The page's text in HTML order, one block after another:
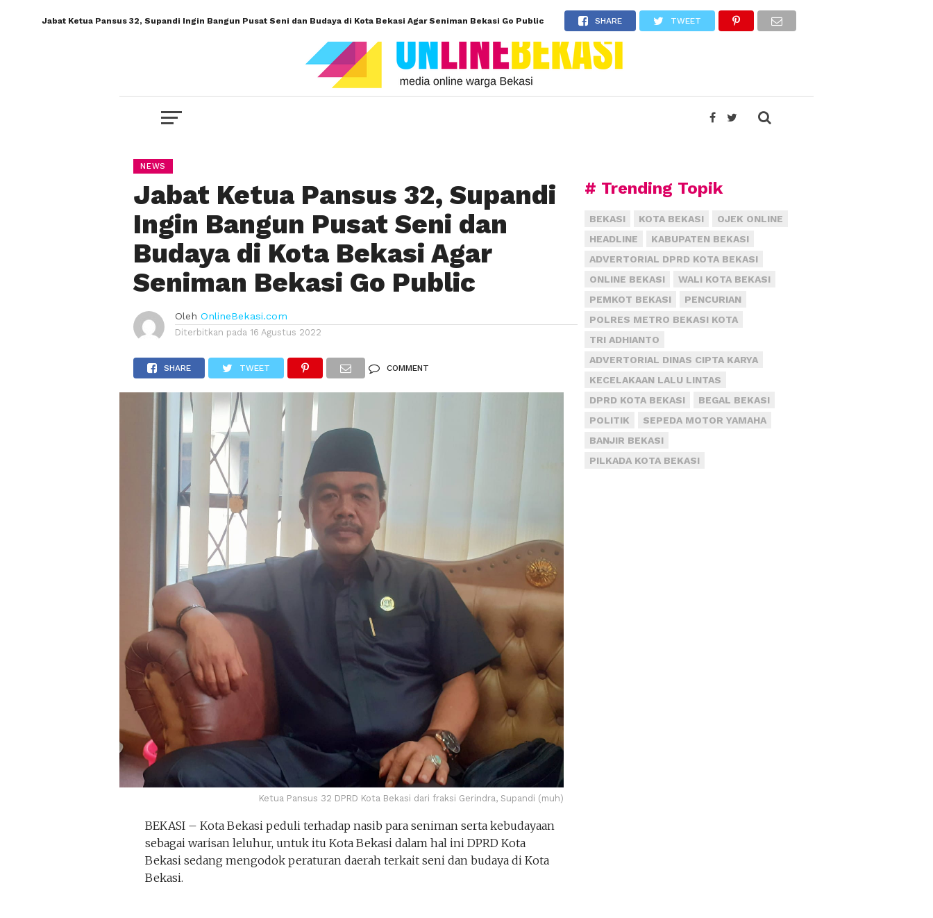
Jabat Ketua Pansus 32, Supandi Ingin Bangun Pusat Seni dan Budaya di Kota Bekasi Agar Seniman Bekasi Go Public SHARE TWEET
NEWS
Jabat Ketua Pansus 32, Supandi
Ingin Bangun Pusat Seni dan
Budaya di Kota Bekasi Agar
Seniman Bekasi Go Public
Oleh OnlineBekasi.com
Diterbitkan pada 16 Agustus 2022
SHARE TWEET COMMENT
Ketua Pansus 32 DPRD Kota Bekasi dari fraksi Gerindra, Supandi (muh)
BEKASI – Kota Bekasi peduli terhadap nasib para seniman serta kebudayaan
sebagai warisan leluhur, untuk itu Kota Bekasi dalam hal ini DPRD Kota
Bekasi sedang mengodok peraturan daerah terkait seni dan budaya di Kota
Bekasi.
# Trending Topik
BEKASI KOTA BEKASI
OJEK ONLINE
HEADLINE
KABUPATEN BEKASI
ADVERTORIAL DPRD KOTA BEKASI
ONLINE BEKASI
WALI KOTA BEKASI
PEMKOT BEKASI
PENCURIAN
POLRES METRO BEKASI KOTA
TRI ADHIANTO
ADVERTORIAL DINAS CIPTA KARYA
KECELAKAAN LALU LINTAS
DPRD KOTA BEKASI
BEGAL BEKASI
POLITIK
SEPEDA MOTOR YAMAHA
BANJIR BEKASI
PILKADA KOTA BEKASI